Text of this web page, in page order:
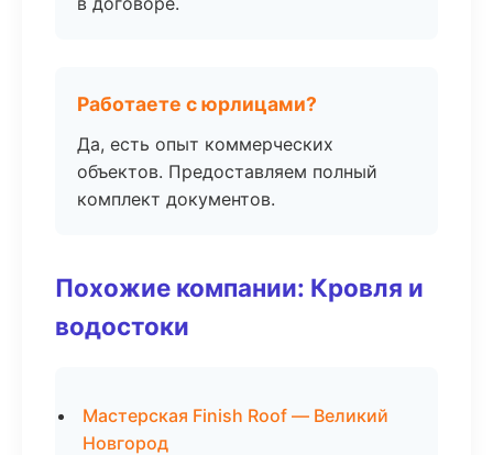
Работаете с юрлицами?
Да, есть опыт коммерческих
объектов. Предоставляем полный
комплект документов.
Похожие компании: Кровля и
водостоки
Мастерская Finish Roof — Великий
Новгород